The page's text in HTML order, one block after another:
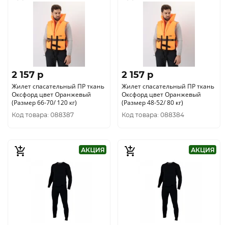
2 157 p
Жилет спасательный ПР ткань
Оксфорд цвет Оранжевый
(Размер 66-70/ 120 кг)
Код товара: 088387
2 157 p
Жилет спасательный ПР ткань
Оксфорд цвет Оранжевый
(Размер 48-52/ 80 кг)
Код товара: 088384
АКЦИЯ АКЦИЯ